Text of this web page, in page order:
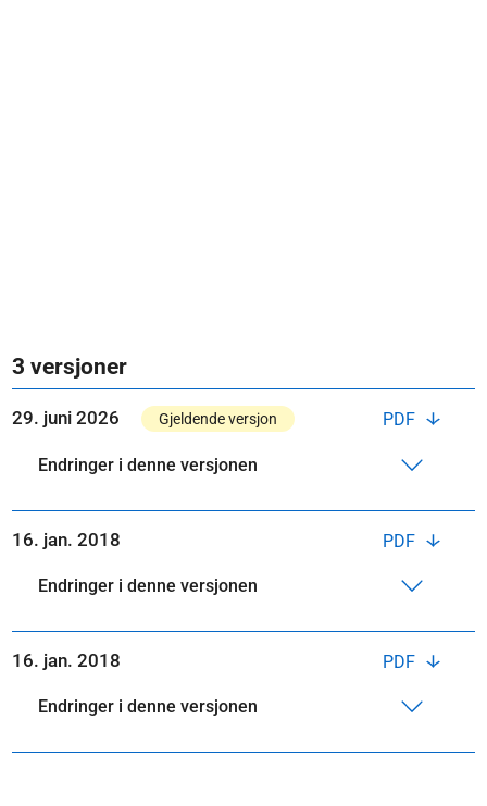
3 versjoner
PDF
29. juni 2026 Gjeldende versjon
Endringer i denne versjonen
PDF
16. jan. 2018
Endringer i denne versjonen
PDF
16. jan. 2018
Endringer i denne versjonen